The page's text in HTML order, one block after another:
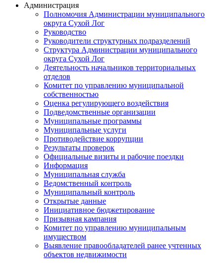
Администрация
Полномочия Администрации муниципального
округа Сухой Лог
Руководство
Руководители структурных подразделений
Структура Администрации муниципального
округа Сухой Лог
Деятельность начальников территориальных
отделов
Комитет по управлению муниципальной
собственностью
Оценка регулирующего воздействия
Подведомственные организации
Муниципальные программы
Муниципальные услуги
Противодействие коррупции
Результаты проверок
Официальные визиты и рабочие поездки
Информация
Муниципальная служба
Ведомственный контроль
Муниципальный контроль
Открытые данные
Инициативное бюджетирование
Призывная кампания
Комитет по управлению муниципальным
имуществом
Выявление правообладателей ранее учтенных
объектов недвижимости